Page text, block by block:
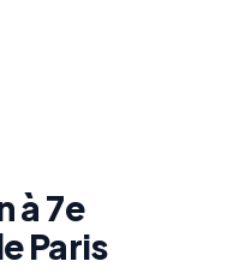
à 7e
Paris